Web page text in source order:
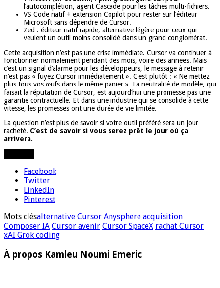
l’autocomplétion, agent Cascade pour les tâches multi-fichiers.
VS Code natif + extension Copilot pour rester sur l’éditeur
Microsoft sans dépendre de Cursor.
Zed : éditeur natif rapide, alternative légère pour ceux qui
veulent un outil moins consolidé dans un grand conglomérat.
Cette acquisition n’est pas une crise immédiate. Cursor va continuer à
fonctionner normalement pendant des mois, voire des années. Mais
c’est un signal d’alarme pour les développeurs, le message à retenir
n’est pas « fuyez Cursor immédiatement ». C’est plutôt : « Ne mettez
plus tous vos œufs dans le même panier ». La neutralité de modèle, qui
faisait la réputation de Cursor, est aujourd’hui une promesse pas une
garantie contractuelle. Et dans une industrie qui se consolide à cette
vitesse, les promesses ont une durée de vie limitée.
La question n’est plus de savoir si votre outil préféré sera un jour
racheté. C’est de savoir si vous serez prêt le jour où ça
arrivera.
Facebook
Twitter
LinkedIn
Pinterest
Mots clésalternative Cursor Anysphere acquisition
Composer IA Cursor avenir Cursor SpaceX rachat Cursor
xAI Grok coding
À propos Kamleu Noumi Emeric